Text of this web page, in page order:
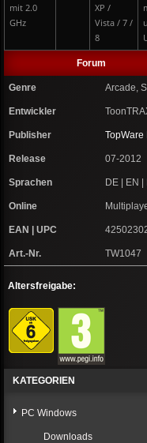
mit 2.0
GHz
XP /
Vista / 7 /
8
Forum
Genre Arcade,
Entwickler
Publisher TopWare
Release 07-2012
Sprachen DE | EN |
Online
EAN | UPC
Art.-Nr. TW1047
Altersfreigabe:
KATEGORIEN
PC Windows
Downloads